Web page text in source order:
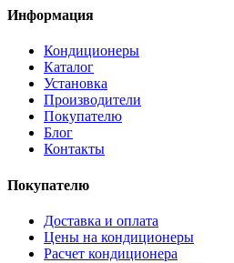
Информация
Кондиционеры
Каталог
Установка
Производители
Покупателю
Блог
Контакты
Покупателю
Доставка и оплата
Цены на кондиционеры
Расчет кондиционера